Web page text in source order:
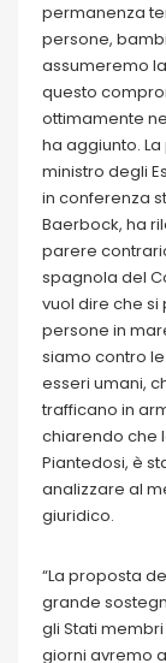
permanenza
persone,
assumeremo
questo
ottimamente
ha aggiunto.
ministro degli
in conferenza
Baerbock, ha
parere
spagnola del
vuol dire che
persone in
siamo contro
esseri umani,
trafficano in
chiarendo che
Piantedosi, è
analizzare al
giuridico.
“La proposta
grande
gli Stati
giorni avremo